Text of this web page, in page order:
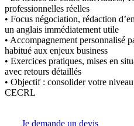
professionnelles réelles
• Focus négociation, rédaction
un anglais immédiatement utile
• Accompagnement personnalisé
habitué aux enjeux business
• Exercices pratiques, mises en
avec retours détaillés
• Objectif : consolider votre
CECRL
Je demande un devis